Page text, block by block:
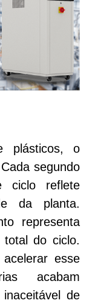
plásticos, o
segundo
ciclo reflete
da planta.
representa
do ciclo.
esse
acabam
de